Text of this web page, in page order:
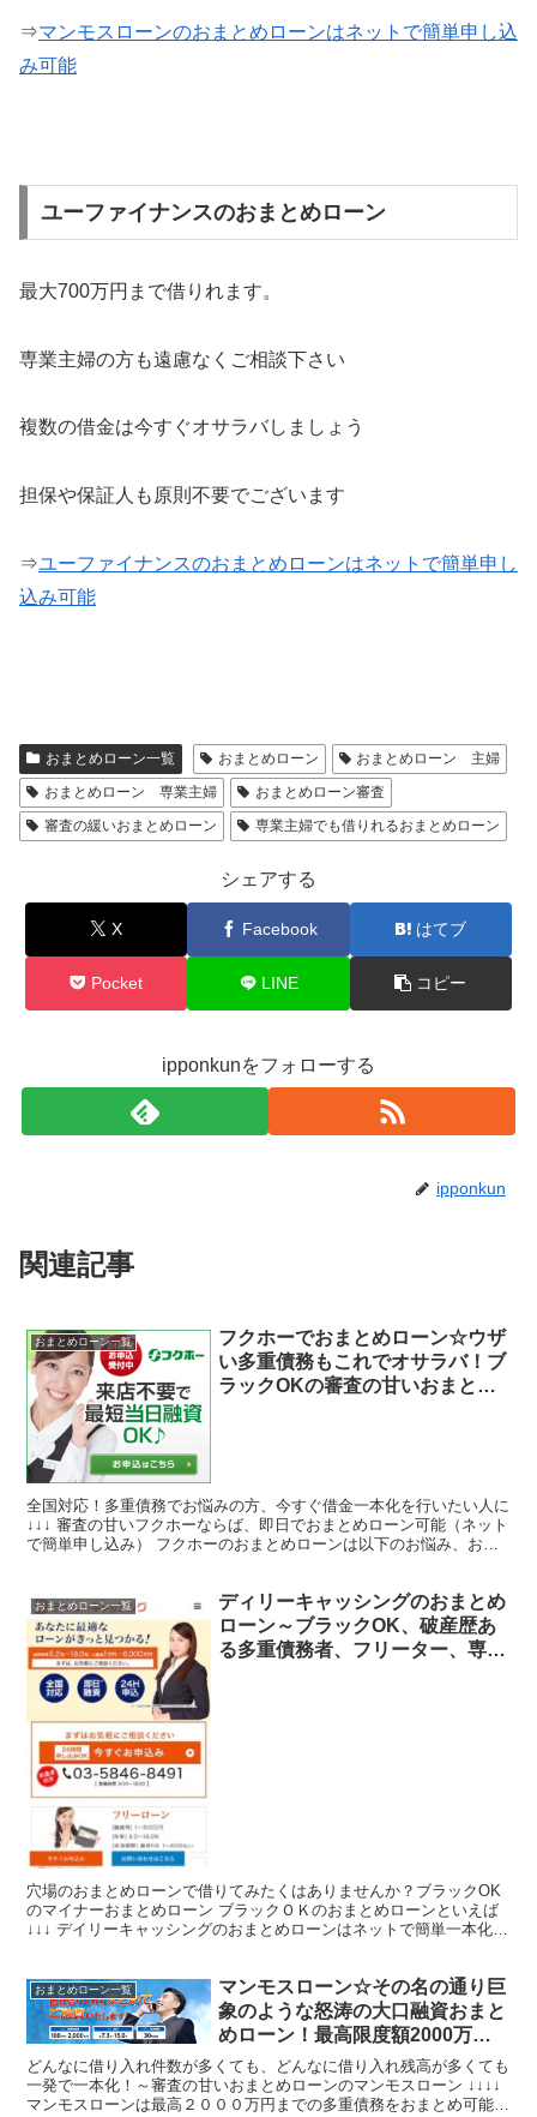
⇒マンモスローンのおまとめローンはネットで簡単申し込
み可能
ユーファイナンスのおまとめローン
最大700万円まで借りれます。
専業主婦の方も遠慮なくご相談下さい
複数の借金は今すぐオサラバしましょう
担保や保証人も原則不要でございます
⇒ユーファイナンスのおまとめローンはネットで簡単申し
込み可能
おまとめローン一覧 おまとめローン
おまとめローン 主婦
おまとめローン 専業主婦
おまとめローン審査
審査の緩いおまとめローン
専業主婦でも借りれるおまとめローン
シェアする
X Facebook はてブ
Pocket LINE コピー
ipponkunをフォローする
ipponkun
関連記事
おまとめローン一覧
フクホーでおまとめローン☆ウザ
い多重債務もこれでオサラバ！ブ
ラックOKの審査の甘いおまとめ
全国対応！多重債務でお悩みの方、今すぐ借金一本化を行いたい人に
↓↓↓ 審査の甘いフクホーならば、即日でおまとめローン可能（ネット
で簡単申し込み） フクホーのおまとめローンは以下のお悩み、お困
おまとめローン一覧
ディリーキャッシングのおまとめ
ローン～ブラックOK、破産歴あ
る多重債務者、フリーター、専業
穴場のおまとめローンで借りてみたくはありませんか？ブラックOK
のマイナーおまとめローン ブラックＯＫのおまとめローンといえば
↓↓↓ デイリーキャッシングのおまとめローンはネットで簡単一本化
おまとめローン一覧
マンモスローン☆その名の通り巨
象のような怒涛の大口融資おまと
めローン！最高限度額2000万円
～どんな多重債務も一発でおまと
め出来る審査の甘い借り換えロー
ン！
どんなに借り入れ件数が多くても、どんなに借り入れ残高が多くても
一発で一本化！～審査の甘いおまとめローンのマンモスローン ↓↓↓↓
マンモスローンは最高２０００万円までの多重債務をおまとめ可能